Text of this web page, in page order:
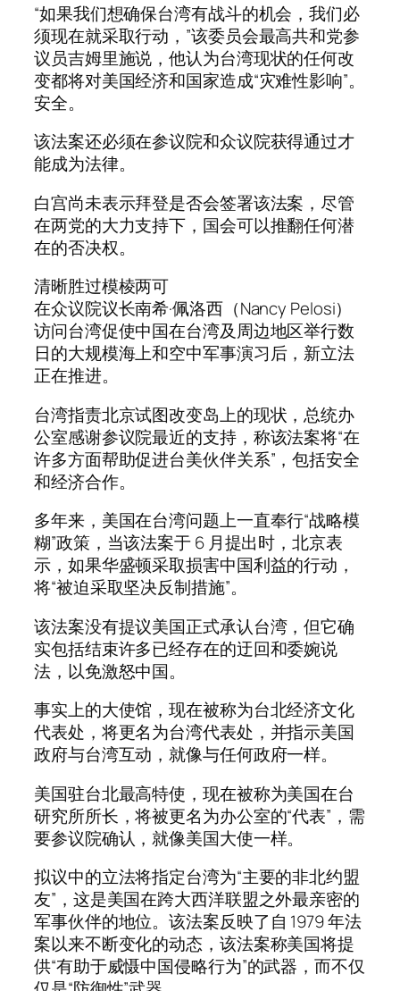
“如果我们想确保台湾有战斗的机会，我们必
须现在就采取行动，”该委员会最高共和党参
议员吉姆里施说，他认为台湾现状的任何改
变都将对美国经济和国家造成“灾难性影响”。
安全。
该法案还必须在参议院和众议院获得通过才
能成为法律。
白宫尚未表示拜登是否会签署该法案，尽管
在两党的大力支持下，国会可以推翻任何潜
在的否决权。
清晰胜过模棱两可
在众议院议长南希·佩洛西（Nancy Pelosi）
访问台湾促使中国在台湾及周边地区举行数
日的大规​​模海上和空中军事演习后，新立法
正在推进。
台湾指责北京试图改变岛上的现状，总统办
公室感谢参议院最近的支持，称该法案将“在
许多方面帮助促进台美伙伴关系”，包括安全
和经济合作。
多年来，美国在台湾问题上一直奉行“战略模
糊”政策，当该法案于 6 月提出时，北京表
示，如果华盛顿采取损害中国利益的行动，
将“被迫采取坚决反制措施”。
该法案没有提议美国正式承认台湾，但它确
实包括结束许多已经存在的迂回和委婉说
法，以免激怒中国。
事实上的大使馆，现在被称为台北经济文化
代表处，将更名为台湾代表处，并指示美国
政府与台湾互动，就像与任何政府一样。
美国驻台北最高特使，现在被称为美国在台
研究所所长，将被更名为办公室的“代表”，需
要参议院确认，就像美国大使一样。
拟议中的立法将指定台湾为“主要的非北约盟
友”，这是美国在跨大西洋联盟之外最亲密的
军事伙伴的地位。该法案反映了自 1979 年法
案以来不断变化的动态，该法案称美国将提
供“有助于威慑中国侵略行为”的武器，而不仅